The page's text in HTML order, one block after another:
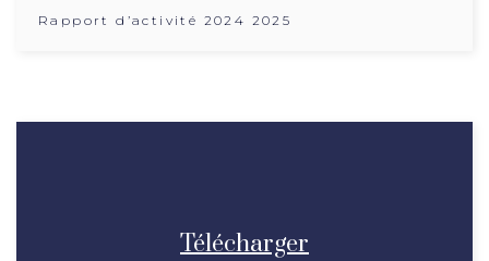
Rapport d’activité 2024 2025
Télécharger